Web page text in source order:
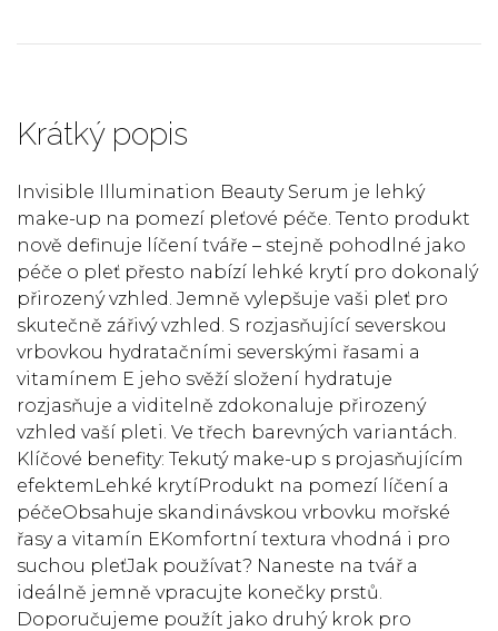
Krátký popis
Invisible Illumination Beauty Serum je lehký
make-up na pomezí pleťové péče. Tento produkt
nově definuje líčení tváře – stejně pohodlné jako
péče o pleť přesto nabízí lehké krytí pro dokonalý
přirozený vzhled. Jemně vylepšuje vaši pleť pro
skutečně zářivý vzhled. S rozjasňující severskou
vrbovkou hydratačními severskými řasami a
vitamínem E jeho svěží složení hydratuje
rozjasňuje a viditelně zdokonaluje přirozený
vzhled vaší pleti. Ve třech barevných variantách.
Klíčové benefity: Tekutý make-up s projasňujícím
efektemLehké krytíProdukt na pomezí líčení a
péčeObsahuje skandinávskou vrbovku mořské
řasy a vitamín EKomfortní textura vhodná i pro
suchou pleťJak používat? Naneste na tvář a
ideálně jemně vpracujte konečky prstů.
Doporučujeme použít jako druhý krok pro